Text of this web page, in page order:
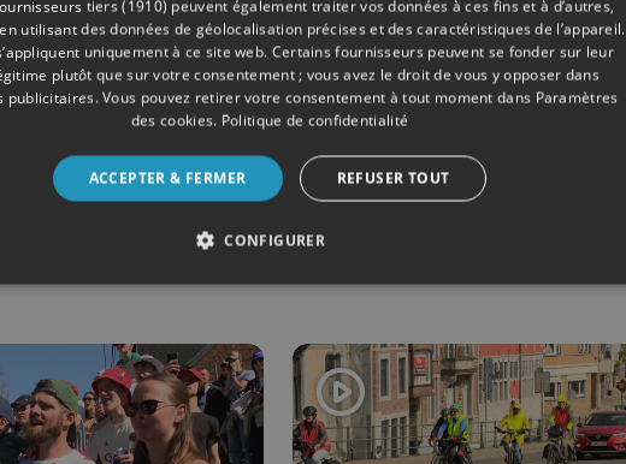
dans la
en 2027
ENSEIGNEMENT 01/06/2026
Des enseignants
débutent un
périple de 168
livrer leurs
revendications
tiers (1910) peuvent également traiter vos données à ces fins et à d’autres,
utilisant des données de géolocalisation précises et des caractéristiques de l’appareil.
uniquement à ce site web. Certains fournisseurs peuvent se fonder sur leur
plutôt que sur votre consentement ; vous avez le droit de vous y opposer dans
publicitaires. Vous pouvez retirer votre consentement à tout moment dans Paramètres
des cookies. Politique de confidentialité
ACCEPTER & FERMER REFUSER TOUT
CONFIGURER